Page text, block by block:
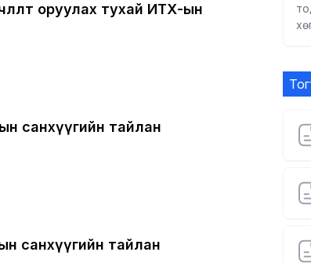
оруулах тухай ИТХ-ын
санхүүгийн тайлан
санхүүгийн тайлан